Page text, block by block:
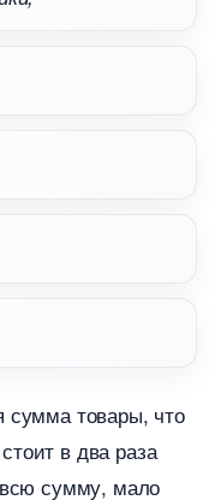
сумма товары, что
в два раза
сумму, мало